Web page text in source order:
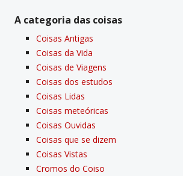
A categoria das coisas
Coisas Antigas
Coisas da Vida
Coisas de Viagens
Coisas dos estudos
Coisas Lidas
Coisas meteóricas
Coisas Ouvidas
Coisas que se dizem
Coisas Vistas
Cromos do Coiso